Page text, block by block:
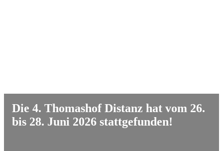
Die 4. Thomashof Distanz hat vom 26.
bis 28. Juni 2026 stattgefunden!